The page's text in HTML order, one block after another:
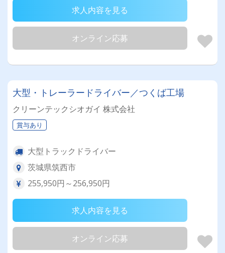
求人内容を見る
オンライン応募
大型・トレーラードライバー／つくば工場
クリーンテックシオガイ 株式会社
賞与あり
大型トラックドライバー
茨城県筑西市
255,950円～256,950円
求人内容を見る
オンライン応募